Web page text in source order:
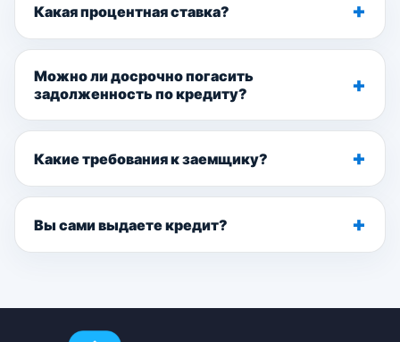
Какая процентная ставка?
Можно ли досрочно погасить
задолженность по кредиту?
Какие требования к заемщику?
Вы сами выдаете кредит?